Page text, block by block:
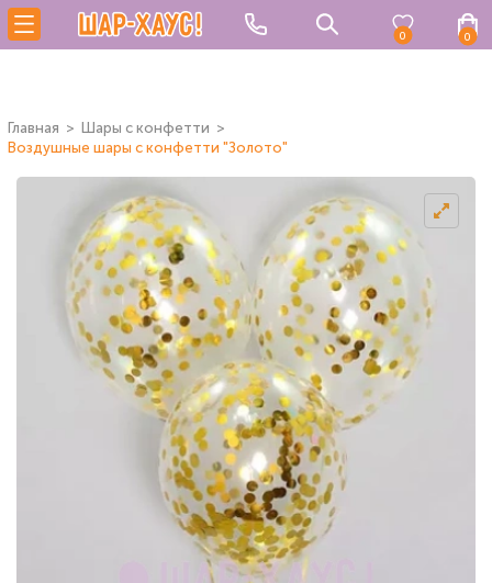
0 0
Главная
Шары с конфетти
Воздушные шары с конфетти "Золото"